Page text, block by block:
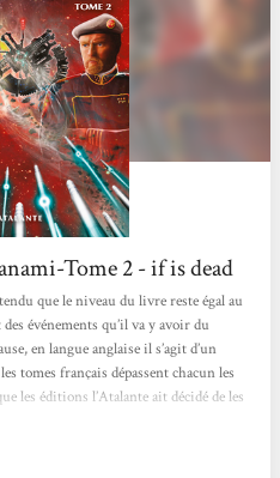
Tome 2 - if is dead
que le niveau du livre reste égal au
événements qu’il va y avoir du
en langue anglaise il s’agit d’un
tomes français dépassent chacun les
les éditions l’Atalante ait décidé de les
l’ensemble...